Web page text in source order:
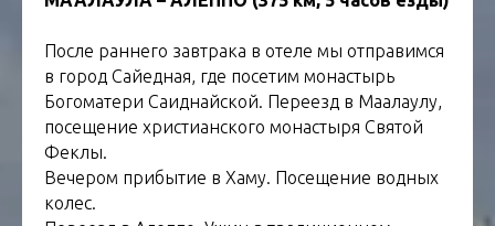
После раннего завтрака в отеле мы отправимся
в город Сайедная, где посетим монастырь
Богоматери Саиднайской. Переезд в Маалаулу,
посещение христианского монастыря Святой
Феклы.
Вечером прибытие в Хаму. Посещение водных
колес.